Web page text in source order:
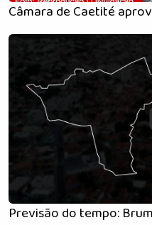
Câmara de Caetité
Previsão do tempo: